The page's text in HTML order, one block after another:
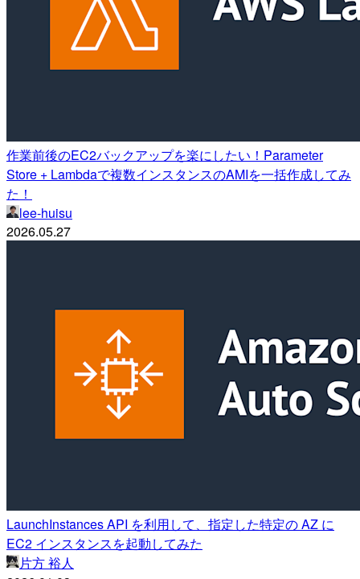
作業前後のEC2バックアップを楽にしたい！Parameter
Store + Lambdaで複数インスタンスのAMIを一括作成してみ
た！
lee-huisu
2026.05.27
LaunchInstances API を利用して、指定した特定の AZ に
EC2 インスタンスを起動してみた
片方 裕人